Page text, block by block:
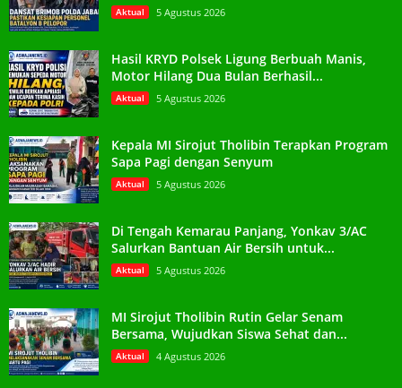
Aktual 5 Agustus 2026
Hasil KRYD Polsek Ligung Berbuah Manis,
Motor Hilang Dua Bulan Berhasil...
Aktual 5 Agustus 2026
Kepala MI Sirojut Tholibin Terapkan Program
Sapa Pagi dengan Senyum
Aktual 5 Agustus 2026
Di Tengah Kemarau Panjang, Yonkav 3/AC
Salurkan Bantuan Air Bersih untuk...
Aktual 5 Agustus 2026
MI Sirojut Tholibin Rutin Gelar Senam
Bersama, Wujudkan Siswa Sehat dan...
Aktual 4 Agustus 2026